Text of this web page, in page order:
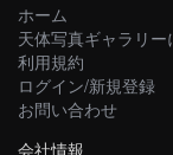
ホーム
天体写真ギャラリー
利用規約
ログイン/新規登録
お問い合わせ
会社情報